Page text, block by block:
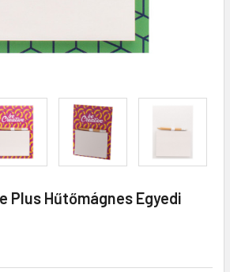
Plus Hűtőmágnes Egyedi